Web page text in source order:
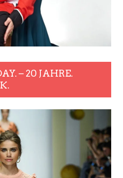
– 20 JAHRE.